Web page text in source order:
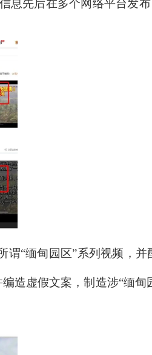
息先后在多个网络平台发
“缅甸园区”系列视频，并
造虚假文案，制造涉“缅甸